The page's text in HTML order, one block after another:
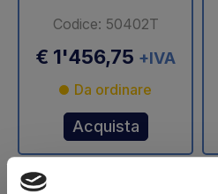
Codice: 50402T
€ 1'456,75 +IVA
Da ordinare
Acquista